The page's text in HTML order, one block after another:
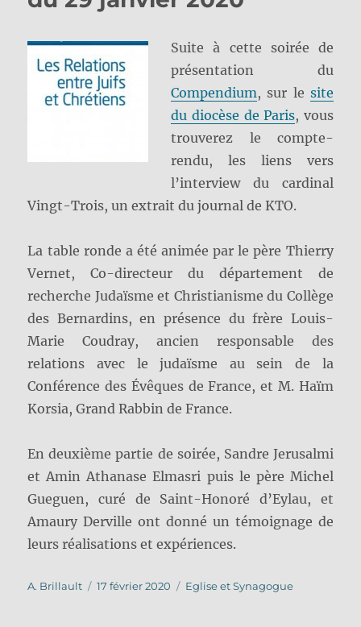
Suite à cette soirée de
présentation du
Compendium, sur le site
du diocèse de Paris, vous
trouverez le compte-
rendu, les liens vers
l’interview du cardinal
Vingt-Trois, un extrait du journal de KTO.
La table ronde a été animée par le père Thierry
Vernet, Co-directeur du département de
recherche Judaïsme et Christianisme du Collège
des Bernardins, en présence du frère Louis-
Marie Coudray, ancien responsable des
relations avec le judaïsme au sein de la
Conférence des Évêques de France, et M. Haïm
Korsia, Grand Rabbin de France.
En deuxième partie de soirée, Sandre Jerusalmi
et Amin Athanase Elmasri puis le père Michel
Gueguen, curé de Saint-Honoré d’Eylau, et
Amaury Derville ont donné un témoignage de
leurs réalisations et expériences.
Auteur
A. Brillault
Publié
17 février 2020 Catégories
Eglise et Synagogue